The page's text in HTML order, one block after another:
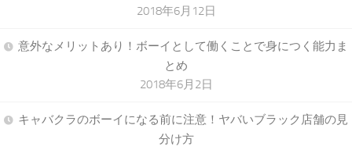
2018年6月12日
意外なメリットあり！ボーイとして働くことで身につく能力ま
とめ
2018年6月2日
キャバクラのボーイになる前に注意！ヤバいブラック店舗の見
分け方